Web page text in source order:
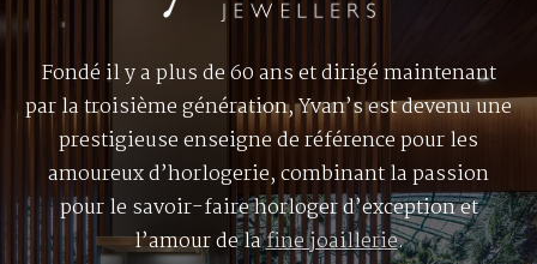
Fondé il y a plus de 60 ans et dirigé maintenant
par la troisième génération, Yvan’s est devenu une
prestigieuse enseigne de référence pour les
amoureux d’horlogerie, combinant la passion
pour le savoir-faire horloger d’exception et
l’amour de lafine joaillerie.